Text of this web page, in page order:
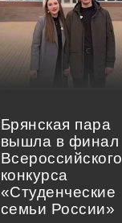
Брянская пара
вышла в финал
Всероссийского
конкурса
«Студенческие
семьи России»